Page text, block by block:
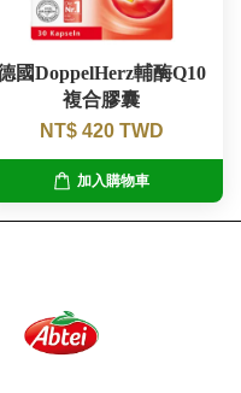
國DoppelHerz輔酶Q10
複合膠囊
NT$ 420 TWD
加入購物車